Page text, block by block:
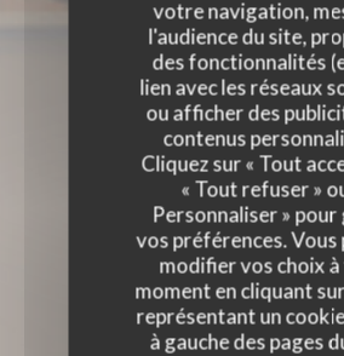
votre navigation,
l'audience du site,
des fonctionnalités
lien avec les réseaux
ou afficher des
contenus
Cliquez sur « Tout
« Tout refuser »
Personnaliser »
vos préférences. Vous
modifier vos choix
moment en cliquant
représentant un
à gauche des pages